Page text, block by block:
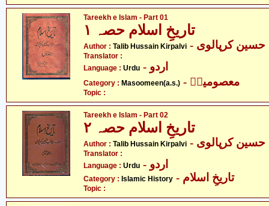
Tareekh e Islam - Part 01
تاریخِ اسلام حصہ ۱
Author : Talib Hussain Kirpalvi حسین کرپالوی
Translator :
Language : Urdu - اردو
Category : Masoomeen(a.s.) - معصومینؑ
Topic :
Tareekh e Islam - Part 02
تاریخِ اسلام حصہ ۲
Author : Talib Hussain Kirpalvi حسین کرپالوی
Translator :
Language : Urdu - اردو
Category : Islamic History - تاریخِ اسلام
Topic :